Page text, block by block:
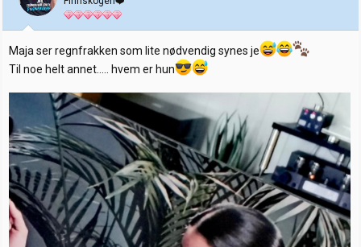
Maja ser regnfrakken som lite nødvendig synes je
Til noe helt annet….. hvem er hun